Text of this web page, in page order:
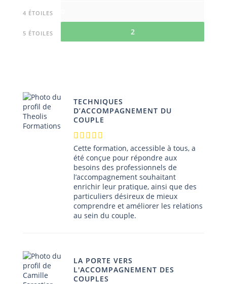
4 ÉTOILES
5 ÉTOILES 2
TECHNIQUES
D’ACCOMPAGNEMENT DU
COUPLE
Cette formation, accessible à tous, a
été conçue pour répondre aux
besoins des professionnels de
l’accompagnement souhaitant
enrichir leur pratique, ainsi que des
particuliers désireux de mieux
comprendre et améliorer les relations
au sein du couple.
LA PORTE VERS
L'ACCOMPAGNEMENT DES
COUPLES